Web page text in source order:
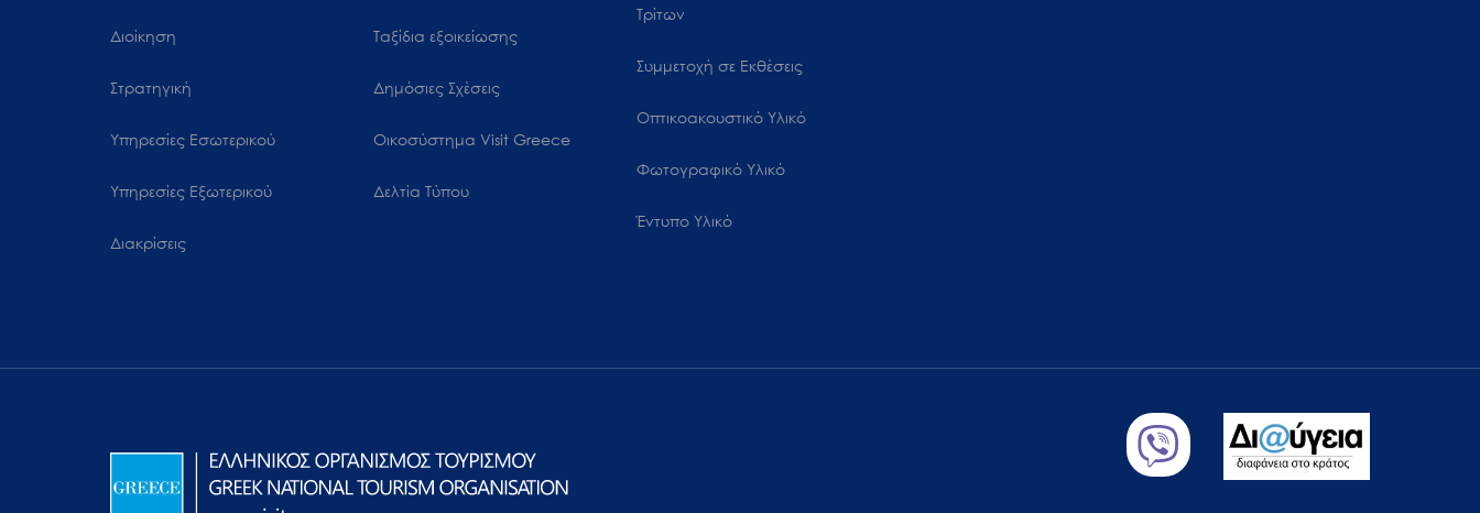
Διοίκηση
Στρατηγική
Υπηρεσίες Εσωτερικού
Υπηρεσίες Εξωτερικού
Διακρίσεις
Ταξίδια εξοικείωσης
Δημόσιες Σχέσεις
Oικοσύστημα Visit Greece
Δελτία Τύπου
Τρίτων
Συμμετοχή σε Εκθέσεις
Οπτικοακουστικό Υλικό
Φωτογραφικό Υλικό
Έντυπο Υλικό